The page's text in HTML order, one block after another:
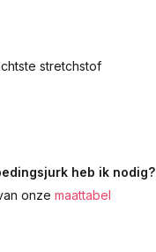
stretchstof
heb ik nodig?
onze maattabel